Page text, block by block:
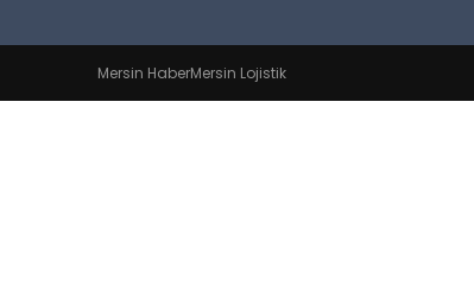
Mersin HaberMersin Lojistik